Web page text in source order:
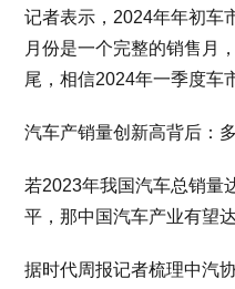
记者表示，2024年年初车
月份是一个完整的销售月
尾，相信2024年一季度车
汽车产销量创新高背后：
若2023年我国汽车总销量
平，那中国汽车产业有望
据时代周报记者梳理中汽